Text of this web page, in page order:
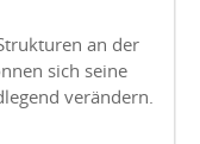
an der
sich seine
verändern.